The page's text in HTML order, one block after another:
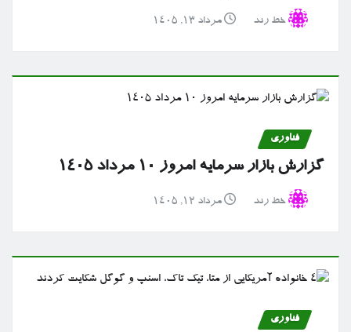
خط رند مرداد ۱۳, ۱۴۰۵
فناوری
گزارش بازار سرمایه امروز ۱۰ مرداد ۱۴۰۵
خط رند مرداد ۱۲, ۱۴۰۵
فناوری